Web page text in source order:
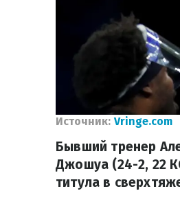
Источник: Vringe.com
Бывший тренер
Джошуа (24-2, 22
титула в